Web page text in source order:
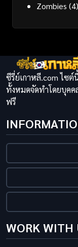
Zombies (4)
ซีรี่ย์เกาหลี.com ไซต์
ทั้งหมดจัดทำโดยบุคค
ฟรี
WORK WITH